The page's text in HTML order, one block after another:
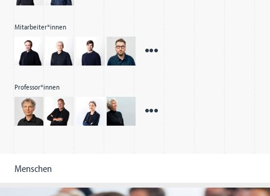
Mitarbeiter*innen
Professor*innen
Menschen